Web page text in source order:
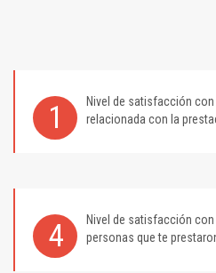
1 Nivel de satisfacción con
relacionada con la
4 Nivel de satisfacción
personas que te